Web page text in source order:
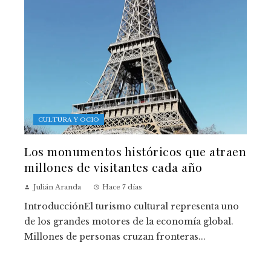
CULTURA Y OCIO
Los monumentos históricos que atraen
millones de visitantes cada año
Julián Aranda Hace 7 días
IntroducciónEl turismo cultural representa uno
de los grandes motores de la economía global.
Millones de personas cruzan fronteras...